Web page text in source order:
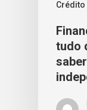
Crédito
tudo